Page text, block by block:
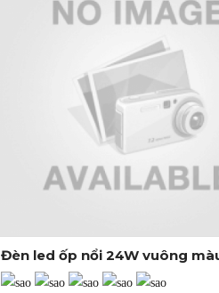
Kích thước: 300 x 300 x 32 mm
Tiết kiệm điện, giảm mỏi mắt
Đèn led ốp nổi 24W vuông